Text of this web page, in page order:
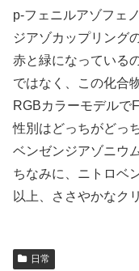
p-フェニルアゾフェ
ジアゾカップリング
赤と緑になっている
ではなく、この化合
RGBカラーモデルで
性別はどっちがどっ
ベンゼンジアゾニウ
ちなみに、ニトロベ
以上、ささやかなク
日常